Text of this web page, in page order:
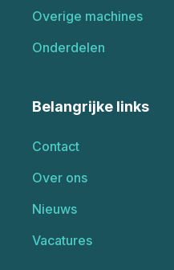
Overige machines
Onderdelen
Belangrijke links
Contact
Over ons
Nieuws
Vacatures